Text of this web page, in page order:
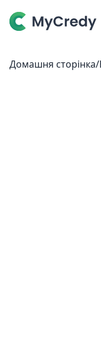
Домашня сторінка/